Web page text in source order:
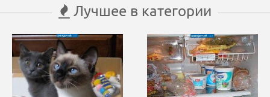
Лучшее в категории